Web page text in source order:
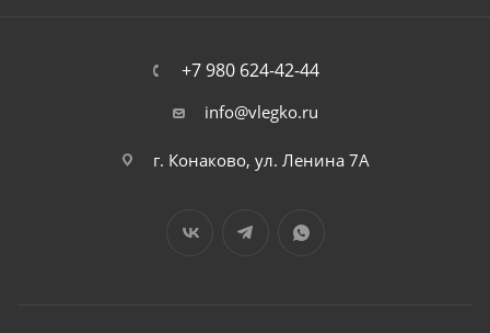
+7 980 624-42-44
info@vlegko.ru
г. Конаково, ул. Ленина 7А